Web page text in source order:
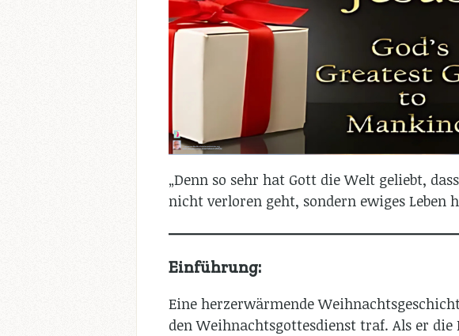
„Denn so sehr hat Gott die Welt geliebt,
nicht verloren geht, sondern ewiges Leben
Einführung:
Eine herzerwärmende
den Weihnachtsgottesdienst traf. Als er die